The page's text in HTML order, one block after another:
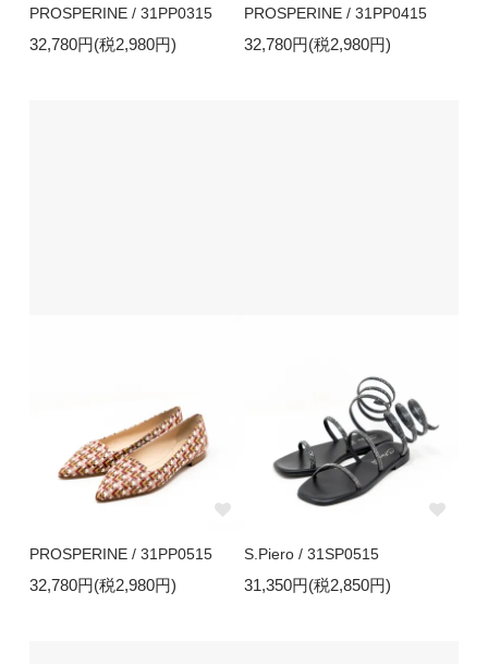
PROSPERINE / 31PP0315
32,780円(税2,980円)
PROSPERINE / 31PP0415
32,780円(税2,980円)
PROSPERINE / 31PP0515
32,780円(税2,980円)
S.Piero / 31SP0515
31,350円(税2,850円)